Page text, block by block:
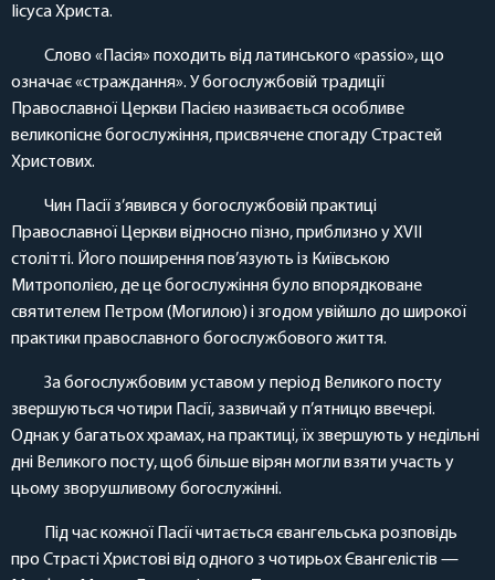
Іісуса Христа.
Слово «Пасія» походить від латинського «passio», що
означає «страждання». У богослужбовій традиції
Православної Церкви Пасією називається особливе
великопісне богослужіння, присвячене спогаду Страстей
Христових.
Чин Пасії з’явився у богослужбовій практиці
Православної Церкви відносно пізно, приблизно у XVII
столітті. Його поширення пов’язують із Київською
Митрополією, де це богослужіння було впорядковане
святителем Петром (Могилою) і згодом увійшло до широкої
практики православного богослужбового життя.
За богослужбовим уставом у період Великого посту
звершуються чотири Пасії, зазвичай у п’ятницю ввечері.
Однак у багатьох храмах, на практиці, їх звершують у недільні
дні Великого посту, щоб більше вірян могли взяти участь у
цьому зворушливому богослужінні.
Під час кожної Пасії читається євангельська розповідь
про Страсті Христові від одного з чотирьох Євангелістів —